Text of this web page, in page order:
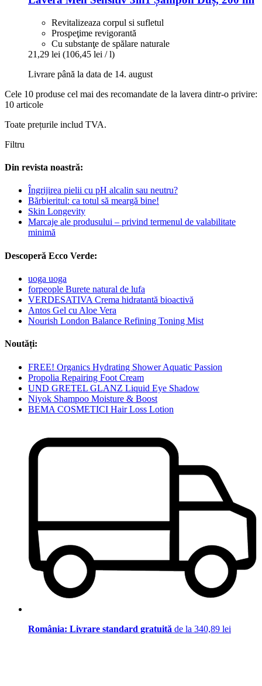
Revitalizeaza corpul si sufletul
Prospeţime revigorantă
Cu substanţe de spălare naturale
21,29 lei (106,45 lei / l)
Livrare până la data de 14. august
Cele 10 produse cel mai des recomandate de la lavera dintr-o privire:
10 articole
Toate prețurile includ TVA.
Filtru
Din revista noastră:
Îngrijirea pielii cu pH alcalin sau neutru?
Bărbieritul: ca totul să meargă bine!
Skin Longevity
Marcaje ale produsului – privind termenul de valabilitate
minimă
Descoperă Ecco Verde:
uoga uoga
forpeople Burete natural de lufa
VERDESATIVA Crema hidratantă bioactivă
Antos Gel cu Aloe Vera
Nourish London Balance Refining Toning Mist
Noutăți:
FREE! Organics Hydrating Shower Aquatic Passion
Propolia Repairing Foot Cream
UND GRETEL GLANZ Liquid Eye Shadow
Niyok Shampoo Moisture & Boost
BEMA COSMETICI Hair Loss Lotion
România: Livrare standard gratuită de la 340,89 lei